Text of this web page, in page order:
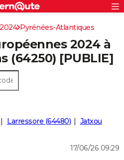
Rechercher
S'inscrirePyrénées-Atlantiques
2024 à
(64250) [PUBLIE]
Larressore (64480)
Jatxou
17/06/26 09:29